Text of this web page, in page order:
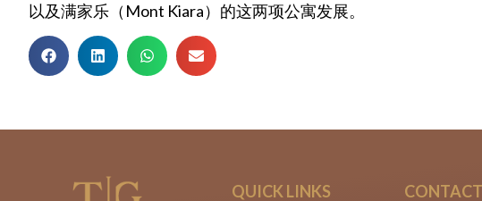
以及满家乐（Mont Kiara）的这两项公寓发展。
QUICK LINKS